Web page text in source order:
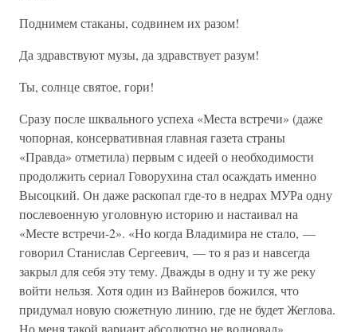
Поднимем стаканы, содвинем их разом!
Да здравствуют музы, да здравствует разум!
Ты, солнце святое, гори!
Сразу после шквального успеха «Места встречи» (даже
чопорная, консервативная главная газета страны
«Правда» отметила) первым с идеей о необходимости
продолжить сериал Говорухина стал осаждать именно
Высоцкий. Он даже раскопал где-то в недрах МУРа одну
послевоенную уголовную историю и настаивал на
«Месте встречи-2». «Но когда Владимира не стало, —
говорил Станислав Сергеевич, — то я раз и навсегда
закрыл для себя эту тему. Дважды в одну и ту же реку
войти нельзя. Хотя один из Вайнеров божился, что
придумал новую сюжетную линию, где не будет Жеглова.
Но меня такой вариант абсолютно не волновал».